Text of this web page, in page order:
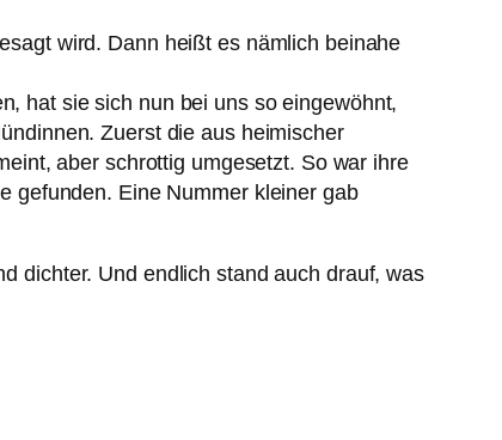
wird. Dann heißt es nämlich beinahe
hat sie sich nun bei uns so eingewöhnt,
Zuerst die aus heimischer
aber schrottig umgesetzt. So war ihre
gefunden. Eine Nummer kleiner gab
dichter. Und endlich stand auch drauf, was